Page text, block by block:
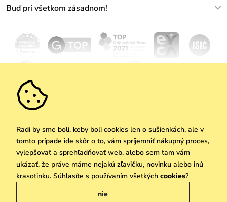
Materiály a údržba
Vrátenie a reklamácia
Darčekové poukazy
Velkoobchod
We Care
Vuchlook
Predajne
Buď pri všetkom zásadnom!
Odoberať
Copyright © 2026 Vuch s.r.o. Všetky práva vyhradené. Technicky zabezpečuje
Simplia.cz
Radi by sme boli, keby boli cookies len o sušienkách, ale v
tomto prípade ide skôr o to, vám spríjemniť nákupný proces,
vylepšovať a sprehľadňovať web, alebo sem tam vám
ukázať, že práve máme nejakú zľavičku, novinku alebo inú
krasotinku. Súhlasíte s používaním všetkých cookies?
nie